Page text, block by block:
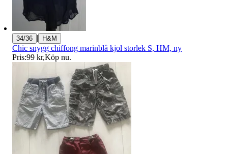
34/36 | H&M
Chic snygg chiffong marinblå kjol storlek S, HM, ny
Pris:99 kr,Köp nu.